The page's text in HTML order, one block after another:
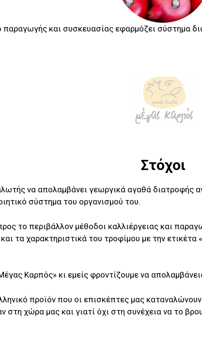
παραγωγής και συσκευασίας εφαρμόζει σύστημα
Στόχοι
να απολαμβάνει γεωργικά αγαθά διατροφής
σύστημα του οργανισμού του.
το περιβάλλον μέθοδοι καλλιέργειας και
τα χαρακτηριστικά του τροφίμου με την
Καρπός» κι εμείς φροντίζουμε να
προϊόν που οι επισκέπτες μας
χώρα μας και γιατί όχι στη συνέχεια να το